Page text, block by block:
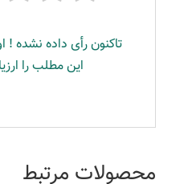
تاکنون رأی داده نشده
این مطلب را
محصولات مرتبط